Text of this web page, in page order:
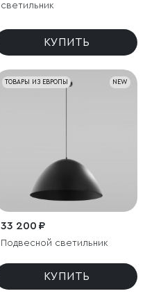
светильник
КУПИТЬ
NEW
ТОВАРЫ ИЗ ЕВРОПЫ
33 200 ₽
Подвесной светильник
КУПИТЬ